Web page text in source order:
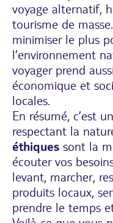
voyage alternatif,
tourisme de
minimiser le plus
l’environnement
voyager prend
économique et
locales.
En résumé, c’est
respectant la
éthiques sont la
écouter vos
levant, marcher,
produits locaux,
prendre le temps